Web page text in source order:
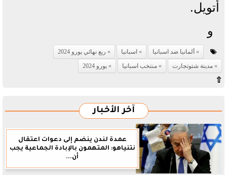
أتويل.
و
ألمانيا ضد اسبانيا اسبانيا
ربع نهائي يورو 2024
مدينة شتوتجارت
منتخب اسبانيا يورو 2024
⇧
آخر الأخبار
عمدة لندن ينضم إلى دعوات اعتقال
نتنياهو: المتهمون بالإبادة الجماعية يجب
أن...